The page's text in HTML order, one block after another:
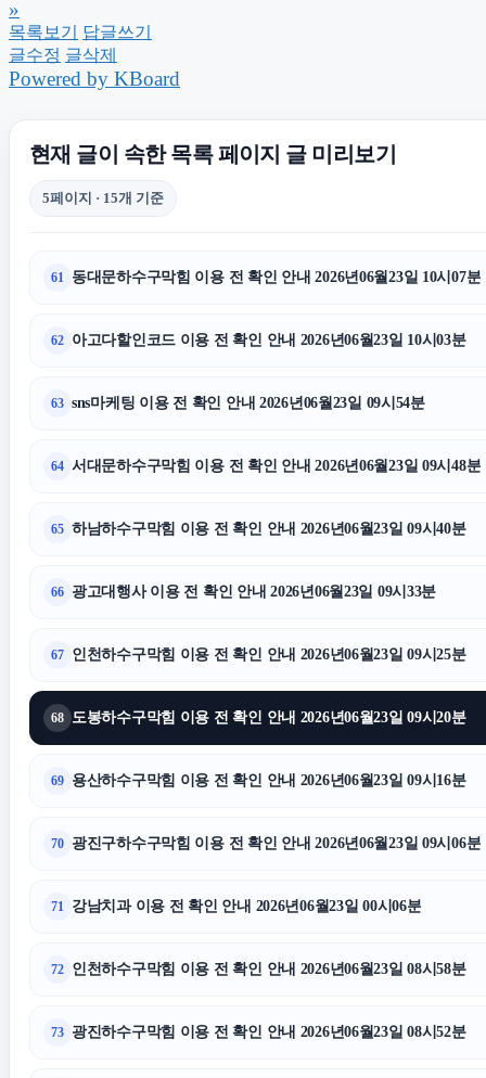
부천이혼전문변호사
동탄피부과 트립닷컴할
서울이혼변호사
상간녀소송 광진구하수
동탄임플란트
»
목록보기
답글쓰기
글수정 글삭제
Powered by KBoard
현재 글이 속한 목록 페이지 글 미리보기
5페이지 · 15개 기준
61 동대문하수구막힘 이용 전 확인 안내 2026년06월23일 10시07분
62 아고다할인코드 이용 전 확인 안내 2026년06월23일 10시03분
63 sns마케팅 이용 전 확인 안내 2026년06월23일 09시54분
64 서대문하수구막힘 이용 전 확인 안내 2026년06월23일 09시48분
65 하남하수구막힘 이용 전 확인 안내 2026년06월23일 09시40분
66 광고대행사 이용 전 확인 안내 2026년06월23일 09시33분
67 인천하수구막힘 이용 전 확인 안내 2026년06월23일 09시25분
68 도봉하수구막힘 이용 전 확인 안내 2026년06월23일 09시20분
69 용산하수구막힘 이용 전 확인 안내 2026년06월23일 09시16분
70 광진구하수구막힘 이용 전 확인 안내 2026년06월23일 09시06분
71 강남치과 이용 전 확인 안내 2026년06월23일 00시06분
72 인천하수구막힘 이용 전 확인 안내 2026년06월23일 08시58분
73 광진하수구막힘 이용 전 확인 안내 2026년06월23일 08시52분